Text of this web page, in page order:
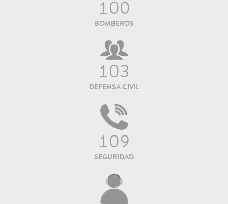
100
BOMBEROS
103
DEFENSA CIVIL
109
SEGURIDAD